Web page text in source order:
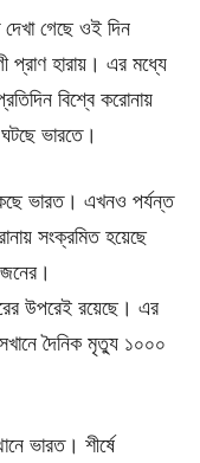
গেছে ওই দিন
প্রাণ হারায়। এর মধ্যে
বিশ্বে করোনায়
ভারতে।
ভারত। এখনও পর্যন্ত
সংক্রমিত হয়েছে
উপরেই রয়েছে। এর
দৈনিক মৃত্যু ১০০০
ভারত। শীর্ষে